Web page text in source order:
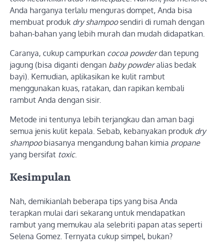
Anda harganya terlalu menguras dompet, Anda bisa
membuat produk dry shampoosendiri di rumah dengan
bahan-bahan yang lebih murah dan mudah didapatkan.
Caranya, cukup campurkan cocoa powderdan tepung
jagung (bisa diganti dengan baby powderalias bedak
bayi). Kemudian, aplikasikan ke kulit rambut
menggunakan kuas, ratakan, dan rapikan kembali
rambut Anda dengan sisir.
Metode ini tentunya lebih terjangkau dan aman bagi
semua jenis kulit kepala. Sebab, kebanyakan produk dry
shampoobiasanya mengandung bahan kimia propane
yang bersifat toxic.
Kesimpulan
Nah, demikianlah beberapa tips yang bisa Anda
terapkan mulai dari sekarang untuk mendapatkan
rambut yang memukau ala selebriti papan atas seperti
Selena Gomez. Ternyata cukup simpel, bukan?